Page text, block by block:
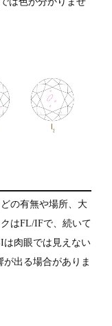
の有無や場所、大
はFL/IFで、続いて
は肉眼では見えない
出る場合がありま